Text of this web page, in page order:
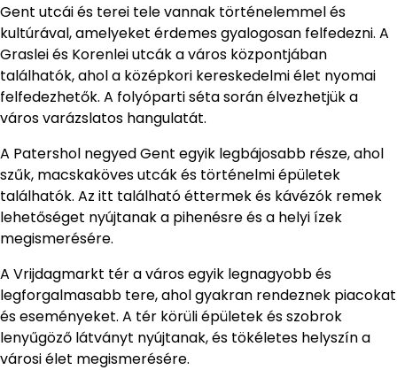
Gent utcái és terei tele vannak történelemmel és
kultúrával, amelyeket érdemes gyalogosan felfedezni. A
Graslei és Korenlei utcák a város központjában
találhatók, ahol a középkori kereskedelmi élet nyomai
felfedezhetők. A folyóparti séta során élvezhetjük a
város varázslatos hangulatát.
A Patershol negyed Gent egyik legbájosabb része, ahol
szűk, macskaköves utcák és történelmi épületek
találhatók. Az itt található éttermek és kávézók remek
lehetőséget nyújtanak a pihenésre és a helyi ízek
megismerésére.
A Vrijdagmarkt tér a város egyik legnagyobb és
legforgalmasabb tere, ahol gyakran rendeznek piacokat
és eseményeket. A tér körüli épületek és szobrok
lenyűgöző látványt nyújtanak, és tökéletes helyszín a
városi élet megismerésére.